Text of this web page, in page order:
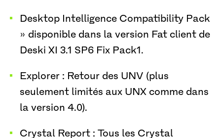
Desktop Intelligence Compatibility Pack
» disponible dans la version Fat client de
Deski XI 3.1 SP6 Fix Pack1.
Explorer : Retour des UNV (plus
seulement limités aux UNX comme dans
la version 4.0).
Crystal Report : Tous les Crystal